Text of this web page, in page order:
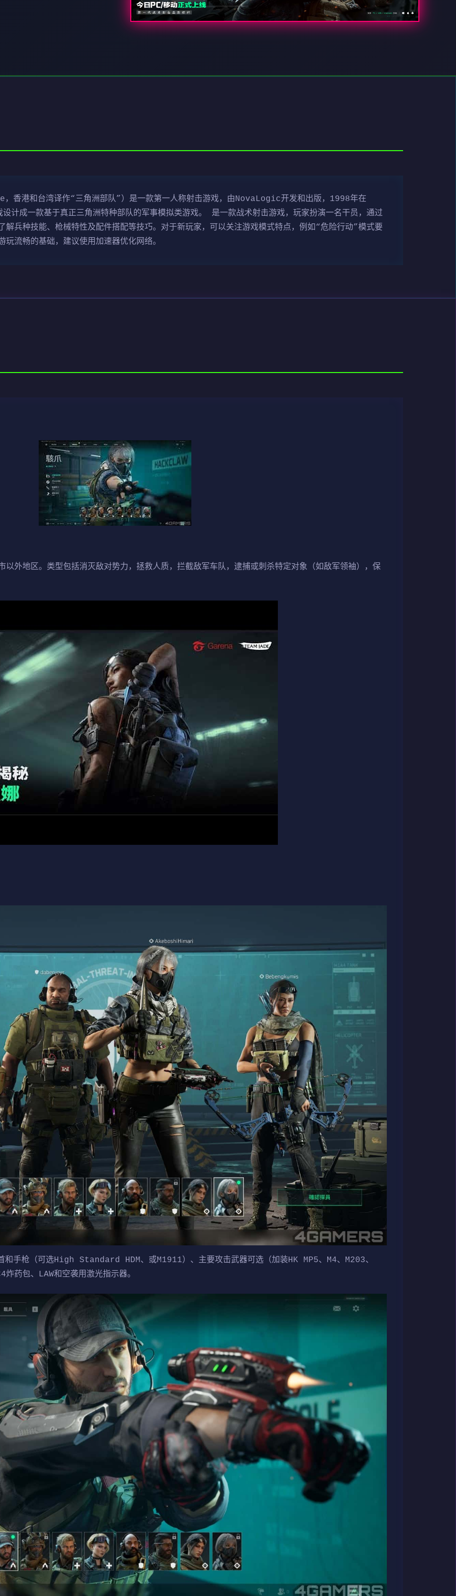
香港和台湾译作“三角洲部队”）是一款第一人称射击游戏，由NovaLogic开发和出版，1998年在
成一款基于真正三角洲特种部队的军事模拟类游戏。 是一款战术射击游戏，玩家扮演一名干员，通过
解兵种技能、枪械特性及配件搭配等技巧。对于新玩家，可以关注游戏模式特点，例如“危险行动”模式要
流畅的基础，建议使用加速器优化网络。
以外地区。类型包括消灭敌对势力，拯救人质，拦截敌军车队，逮捕或刺杀特定对象（如敌军领袖），保
和手枪（可选High Standard HDM、或M1911）、主要攻击武器可选（加装HK MP5、M4、M203、
药包、LAW和空袭用激光指示器。